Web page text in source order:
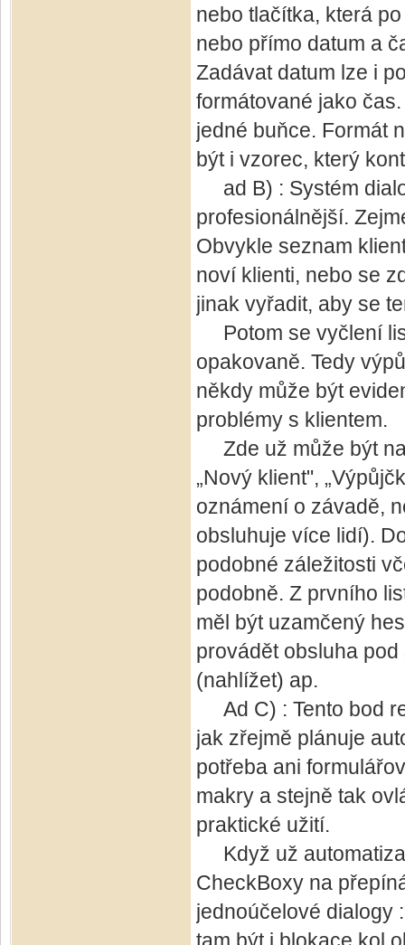
nebo tlačítka, která
nebo přímo datum a
Zadávat datum lze i
formátované jako
jedné buňce. Formát
být i vzorec, který
ad B) : Systém
profesionálnější.
Obvykle seznam
noví klienti, nebo se
jinak vyřadit, aby se
Potom se vyčlení
opakovaně. Tedy
někdy může být
problémy s klientem.
Zde už může být
„Nový klient",
oznámení o závadě,
obsluhuje více lidí).
podobné záležitosti
podobně. Z prvního
měl být uzamčený
provádět obsluha
(nahlížet) ap.
Ad C) : Tento bod
jak zřejmě plánuje
potřeba ani
makry a stejně tak
praktické užití.
Když už
CheckBoxy na
jednoúčelové dialogy